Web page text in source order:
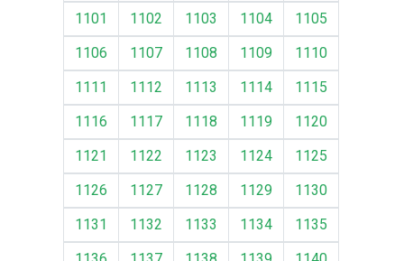
1101
1102 1103 1104
1105
1106
1107 1108 1109
1110
1111
1112 1113 1114
1115
1116
1117 1118 1119
1120
1121
1122 1123 1124
1125
1126
1127 1128 1129
1130
1131
1132 1133 1134
1135